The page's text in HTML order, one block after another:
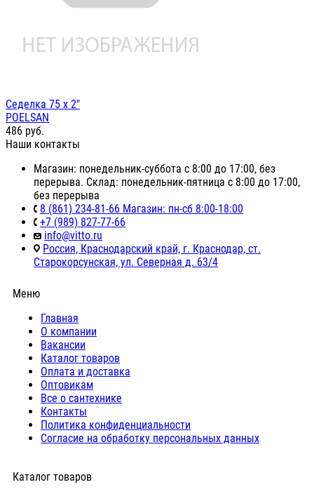
Седелка 75 х 2"
POELSAN
486 руб.
Наши контакты
Магазин: понедельник-суббота с 8:00 до 17:00, без
перерыва. Склад: понедельник-пятница с 8:00 до 17:00,
без перерыва
8 (861) 234-81-66 Магазин: пн-сб 8:00-18:00
+7 (989) 827-77-66
info@vitto.ru
Россия, Краснодарский край, г. Краснодар, ст.
Старокорсунская, ул. Северная д. 63/4
Меню
Главная
О компании
Вакансии
Каталог товаров
Оплата и доставка
Оптовикам
Все о сантехнике
Контакты
Политика конфиденциальности
Согласие на обработку персональных данных
Каталог товаров